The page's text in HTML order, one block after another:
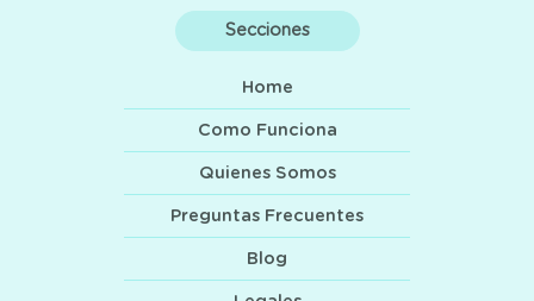
Secciones
Home
Como Funciona
Quienes Somos
Preguntas Frecuentes
Blog